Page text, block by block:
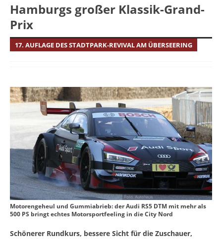
Hamburgs großer Klassik-Grand-
Prix
17. AUFLAGE DES STADTPARK-REVIVAL AM ÜBERSEERING
Motorengeheul und Gummiabrieb: der Audi RS5 DTM mit mehr als
500 PS bringt echtes Motorsportfeeling in die City Nord
Schönerer Rundkurs, bessere Sicht für die Zuschauer,